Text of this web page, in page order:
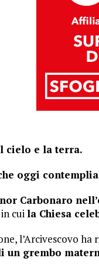
cielo e la terra.
oggi
Carbonaro
cuila Chiesa
l’Arcivescovo ha
un grembo